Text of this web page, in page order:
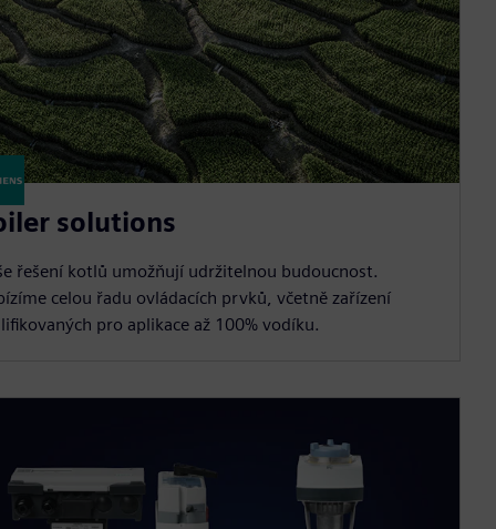
solutions
řešení kotlů umožňují udržitelnou budoucnost.
celou řadu ovládacích prvků, včetně zařízení
pro aplikace až 100% vodíku.